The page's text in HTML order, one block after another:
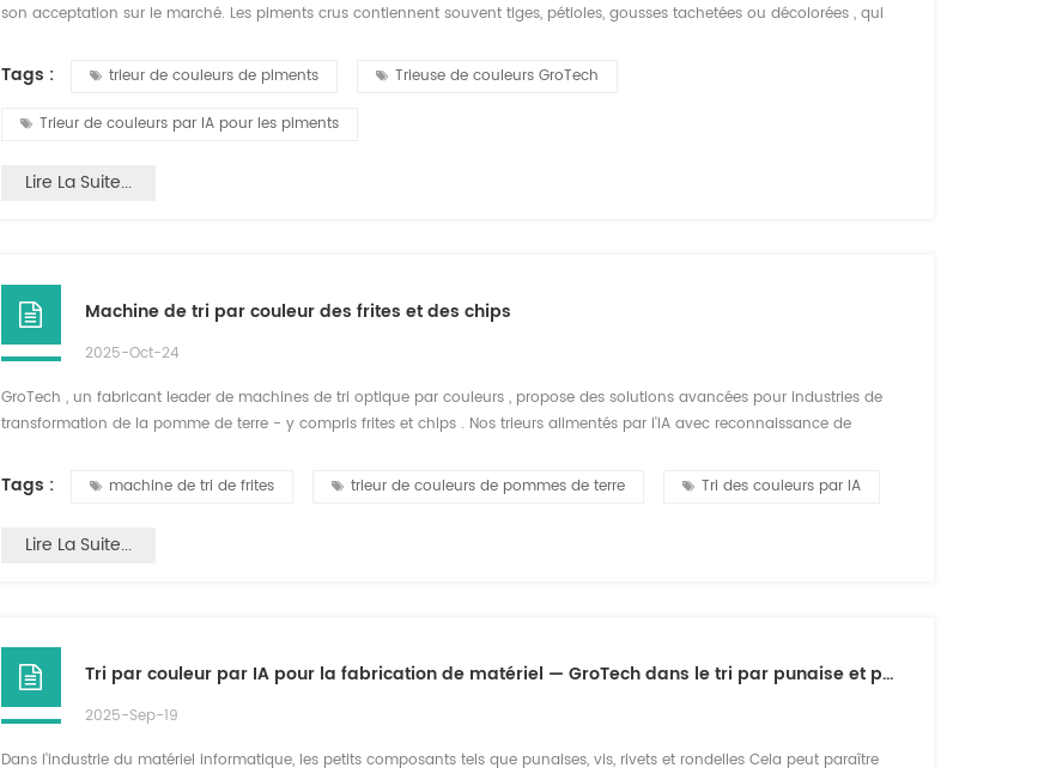
son acceptation sur le marché. Les piments crus contiennent souvent tiges, pétioles, gousses tachetées ou décolorées , qui
constante, GroTech présente le S...
Tags : trieur de couleurs de piments Trieuse de couleurs GroTech
Trieur de couleurs par IA pour les piments
Lire La Suite...
Machine de tri par couleur des frites et des chips
2025-Oct-24
GroTech , un fabricant leader de machines de tri optique par couleurs , propose des solutions avancées pour industries de
transformation de la pomme de terre - y compris frites et chips . Nos trieurs alimentés par l'IA avec reconnaissance de
sombres et les matières étrangères. Conç...
Tags : machine de tri de frites trieur de couleurs de pommes de terre Tri des couleurs par IA
Lire La Suite...
Tri par couleur par IA pour la fabrication de matériel — GroTech dans le tri par punaise et petit matériel
2025-Sep-19
Dans l'industrie du matériel informatique, les petits composants tels que punaises, vis, rivets et rondelles Cela peut paraître